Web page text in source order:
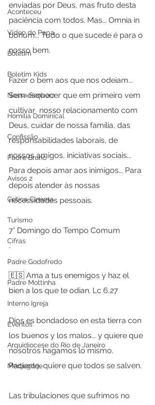
Aconteceu
Video do Papa
Boletim
Boletim Kids
Nossa Senhora
Homilia Dominical
Confissão
Padre Bruno
Avisos 2
Crítica Cinema
Turismo
Cifras
Padre Godofredo
Padre Mottinha
Interno Igreja
Eventos
Arquidiocese do Rio de Janeiro
Medjugorje
enviadas por Deus, mas fruto desta
paciência com todos. Mas... Omnia in
bonum... Tudo o que sucede é para o
nosso bem.
Fazer o bem aos que nos odeiam...
Sem esquecer que em primeiro vem
cultivar  nosso relacionamento com
Deus, cuidar de nossa família, das
responsabilidades laborais, de
nossos amigos, iniciativas sociais...
Para depois amar aos inimigos... Para
depois atender às nossas
necessidades pessoais.
7° Domingo do Tempo Comum
.
.
🇪🇸 Ama a tus enemigos y haz el
bien a los que te odian. Lc 6,27
Dios es bondadoso en esta tierra con
los buenos y los malos... y quiere que
nosotros hagamos lo mismo.
Paciente, quiere que todos se salven.
Las tribulaciones que sufrimos no